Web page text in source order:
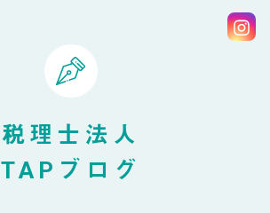
税理士法人
TAPブログ